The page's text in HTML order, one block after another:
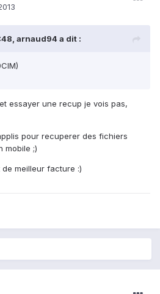
arnaud94 a dit :
essayer une recup je vois pas,
pour recuperer des fichiers
mobile ;)
de meilleur facture :)